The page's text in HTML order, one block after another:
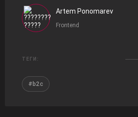
Artem Ponomarev
Frontend
ТЕГИ:
#b2c